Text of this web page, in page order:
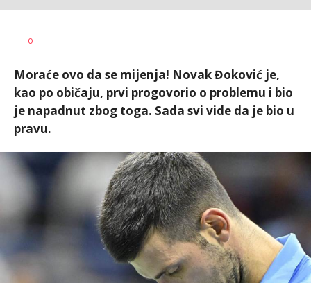
0
Moraće ovo da se mijenja! Novak Đoković je,
kao po običaju, prvi progovorio o problemu i bio
je napadnut zbog toga. Sada svi vide da je bio u
pravu.